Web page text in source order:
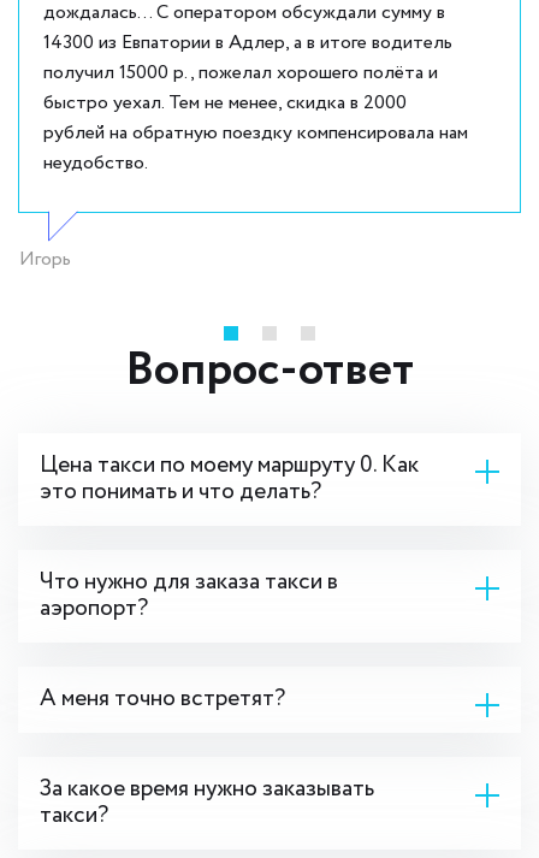
дождалась... С оператором обсуждали сумму в
14300 из Евпатории в Адлер, а в итоге водитель
получил 15000 р., пожелал хорошего полёта и
быстро уехал. Тем не менее, скидка в 2000
рублей на обратную поездку компенсировала нам
неудобство.
Игорь
Вопрос-ответ
Цена такси по моему маршруту 0. Как
это понимать и что делать?
Что нужно для заказа такси в
аэропорт?
А меня точно встретят?
За какое время нужно заказывать
такси?